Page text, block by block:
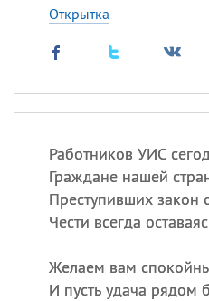
Открытка
Работников УИС
Граждане нашей
Преступивших закон
Чести всегда
Желаем вам
И пусть удача рядом